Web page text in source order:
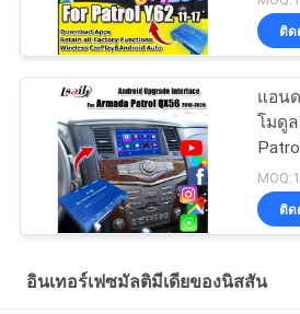
จอ
ติด
แอน
โมดู
จอ
สาย,
ติด
อินเทอร์เฟซมัลติมีเดียของนิสสัน